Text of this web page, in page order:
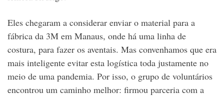
Eles chegaram a considerar enviar o material para a
fábrica da 3M em Manaus, onde há uma linha de
costura, para fazer os aventais. Mas convenhamos que era
mais inteligente evitar esta logística toda justamente no
meio de uma pandemia. Por isso, o grupo de voluntários
encontrou um caminho melhor: firmou parceria com a